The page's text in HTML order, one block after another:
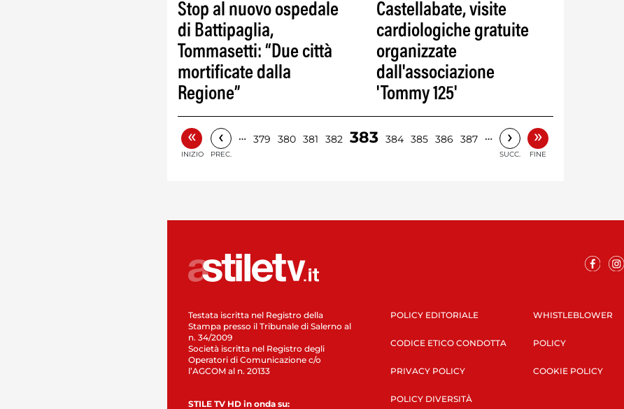
Stop al nuovo ospedale
di Battipaglia,
Tommasetti: “Due città
mortificate dalla
Regione”
Castellabate, visite
cardiologiche gratuite
organizzate
dall'associazione
'Tommy 125'
«
INIZIO
‹
PREC.
… 379 380 381 382 383 384 385 386 387 … ›
SUCC.
»
FINE
Testata iscritta nel Registro della
Stampa presso il Tribunale di Salerno al
n. 34/2009
Società iscritta nel Registro degli
Operatori di Comunicazione c/o
l’AGCOM al n. 20133
STILE TV HD in onda su:
POLICY EDITORIALE
CODICE ETICO CONDOTTA
PRIVACY POLICY
POLICY DIVERSITÀ
WHISTLEBLOWER
POLICY
COOKIE POLICY